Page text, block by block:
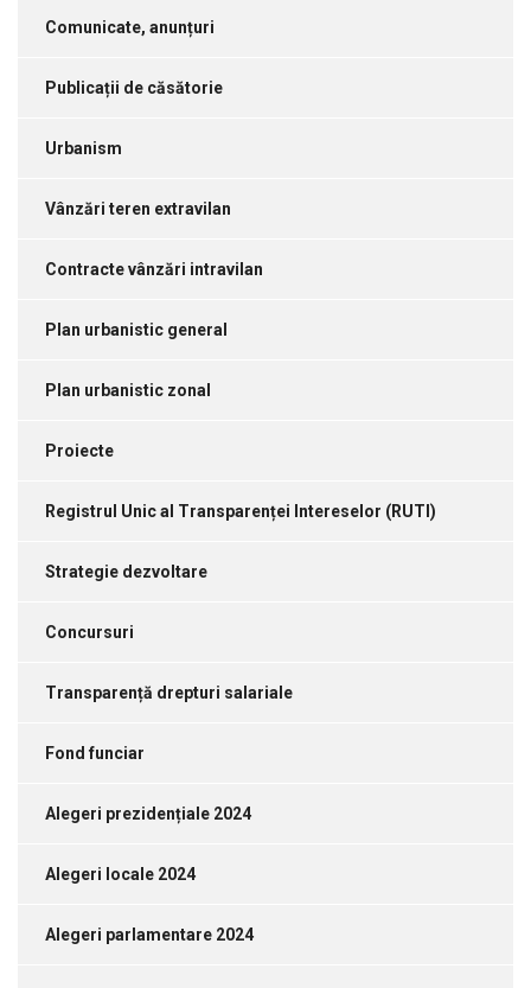
Comunicate, anunțuri
Publicații de căsătorie
Urbanism
Vânzări teren extravilan
Contracte vânzări intravilan
Plan urbanistic general
Plan urbanistic zonal
Proiecte
Registrul Unic al Transparenței Intereselor (RUTI)
Strategie dezvoltare
Concursuri
Transparență drepturi salariale
Fond funciar
Alegeri prezidențiale 2024
Alegeri locale 2024
Alegeri parlamentare 2024